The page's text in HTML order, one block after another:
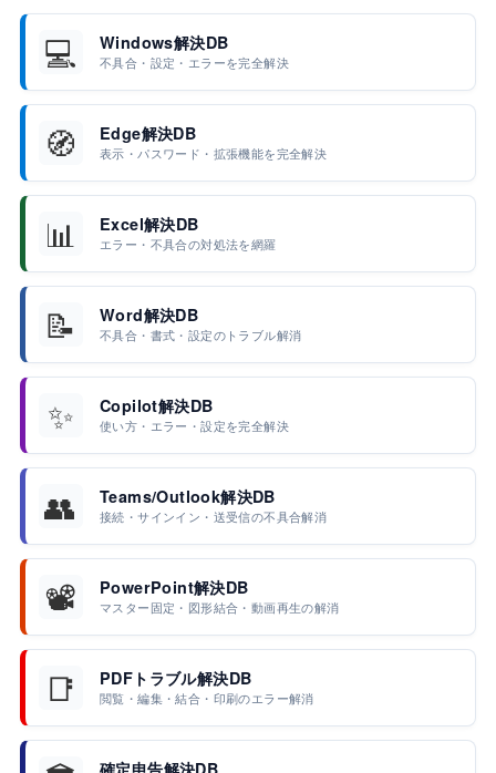
💻 Windows解決DB
不具合・設定・エラーを完全解決
🧭 Edge解決DB
表示・パスワード・拡張機能を完全解決
📊 Excel解決DB
エラー・不具合の対処法を網羅
📝 Word解決DB
不具合・書式・設定のトラブル解消
✨ Copilot解決DB
使い方・エラー・設定を完全解決
👥 Teams/Outlook解決DB
接続・サインイン・送受信の不具合解消
📽️ PowerPoint解決DB
マスター固定・図形結合・動画再生の解消
📑 PDFトラブル解決DB
閲覧・編集・結合・印刷のエラー解消